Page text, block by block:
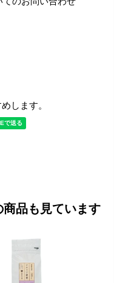
します。
品も見ています